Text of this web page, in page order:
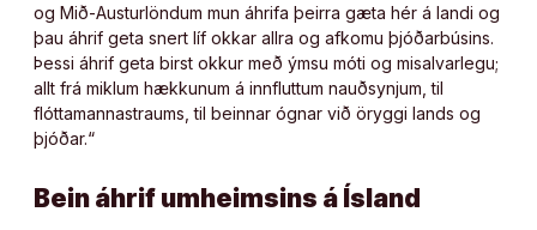
og Mið-Austurlöndum mun áhrifa þeirra gæta hér á landi og
þau áhrif geta snert líf okkar allra og afkomu þjóðarbúsins.
Þessi áhrif geta birst okkur með ýmsu móti og misalvarlegu;
allt frá miklum hækkunum á innfluttum nauðsynjum, til
flóttamannastraums, til beinnar ógnar við öryggi lands og
þjóðar.“
Bein áhrif umheimsins á Ísland